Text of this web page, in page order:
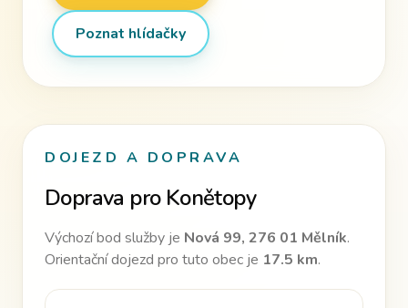
Poznat hlídačky
DOJEZD A DOPRAVA
Doprava pro Konětopy
Výchozí bod služby je Nová 99, 276 01 Mělník.
Orientační dojezd pro tuto obec je 17.5 km.